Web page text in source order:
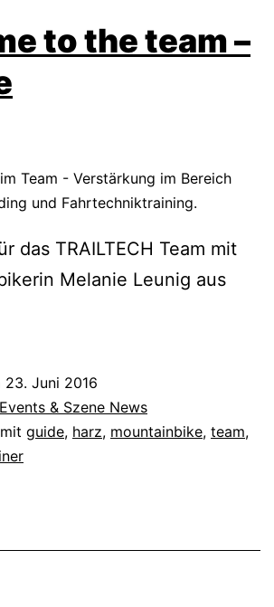
to the team –
Team - Verstärkung im Bereich
und Fahrtechniktraining.
das TRAILTECH Team mit
Melanie Leunig aus
23. Juni 2016
Events & Szene News
guide, harz, mountainbike, team,